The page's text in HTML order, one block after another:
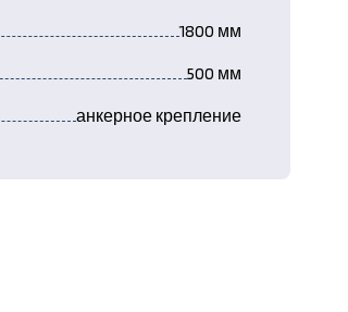
1800 мм
500 мм
анкерное крепление